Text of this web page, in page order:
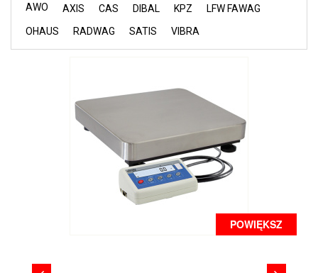
AWO AXIS CAS DIBAL KPZ
LFW FAWAG
OHAUS
RADWAG SATIS VIBRA
POWIĘKSZ